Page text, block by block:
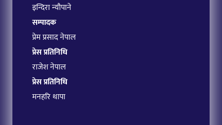
इन्दिरा न्यौपाने
सम्पादक
प्रेम प्रसाद नेपाल
प्रेस प्रतिनिधि
राजेश नेपाल
प्रेस प्रतिनिधि
मनहरि थापा